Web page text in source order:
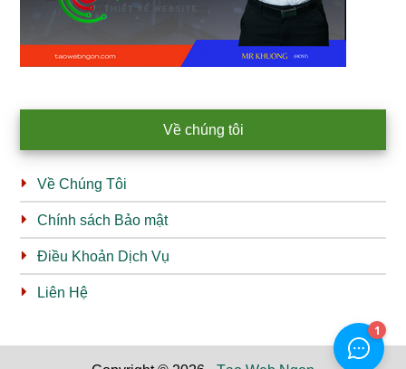
Về chúng tôi
Về Chúng Tôi
Chính sách Bảo mật
Điều Khoản Dịch Vụ
Liên Hệ